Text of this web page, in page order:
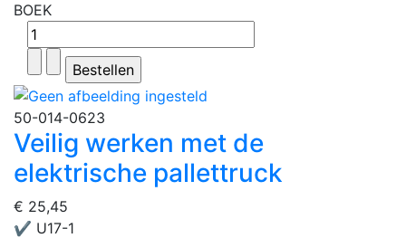
BOEK
50-014-0623
Veilig werken met de
elektrische pallettruck
€ 25,45
✔ U17-1